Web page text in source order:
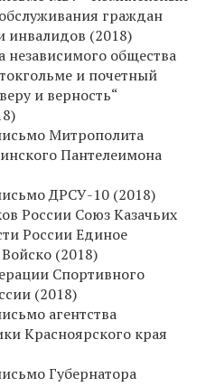
граждан
инвалидов (2018)
общества
и почетный
и верность“
Митрополита
Пантелеимона
ДРСУ-10 (2018)
России Союз Казачьих
России Единое
(2018)
Спортивного
(2018)
агентства
Красноярского края
Губернатора